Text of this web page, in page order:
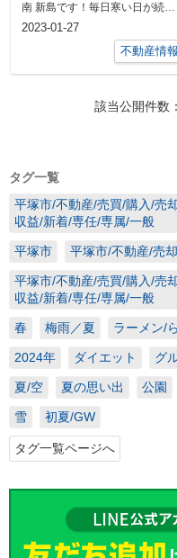
南 新島です！毎日寒い日が続き
ますね。寒い時期の空は澄んでい
2023-01-27
不動産情報
該当公開件数：
タグ一覧
平塚市/不動産/売買/購入/売
収益/新着/専任/専属/一般
平塚市 平塚市/不動産/売
平塚市/不動産/売買/購入/売
収益/新着/専任/専属/一般
春 梅雨／夏 ラーメン/
2024年 ダイエット グ
夏/空 夏の思い出 公園
雪 初夏/GW
タグ一覧ページへ